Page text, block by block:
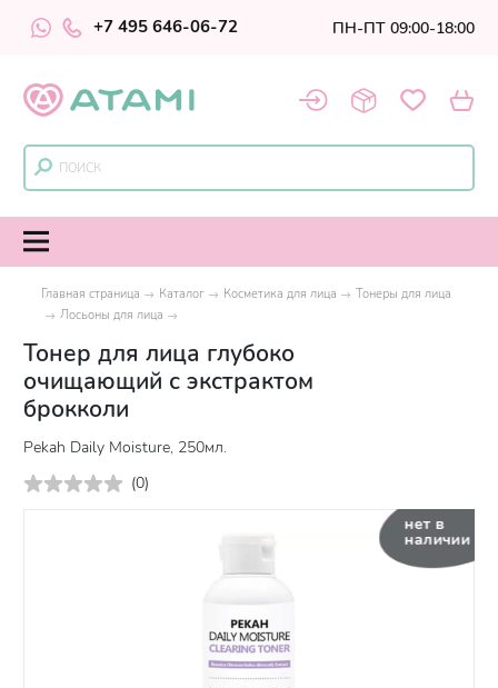
+7 495 646-06-72 ПН-ПТ 09:00-18:00
Главная страница Каталог Косметика для лица
Тонеры для лица
Лосьоны для лица
Тонер для лица глубоко
очищающий с экстрактом
брокколи
Pekah Daily Moisture, 250мл.
(0)
нет в
наличии